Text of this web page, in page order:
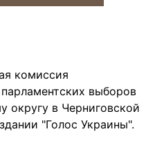
комиссия
выборов
округу в Черниговской
"Голос Украины".